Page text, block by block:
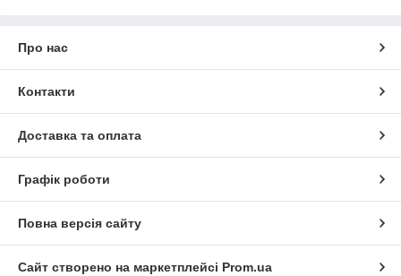
Про нас
Контакти
Доставка та оплата
Графік роботи
Повна версія сайту
Сайт створено на маркетплейсі Prom.ua